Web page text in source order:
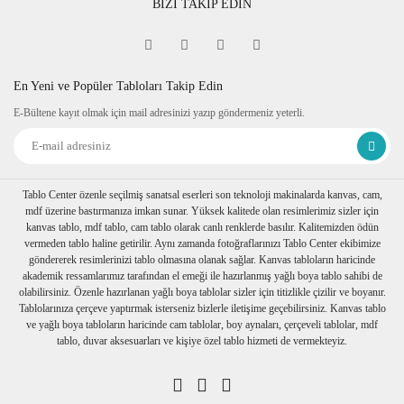
Sipariş verdiğiniz kanvas tablo baskıya girmeden önce
itibaren resmin devamı verilir.
ettiğinden daha dekoratif durur. Askı aparatı monte edilmiş bir
takılarak baloncuklu ambalaja sarılıp, kartonlanır. Nakliye
sırasında hasar görmesi engellenir.
Birden fazla tablo alımı yapılırsa her biri ayrı ayrı
paketlenerek müşterilerimize ulaştırılır.
BİZİ TAKİP EDİN
En Yeni ve Popüler Tabloları Takip Edin
E-Bültene kayıt olmak için mail adresinizi yazıp göndermeniz yeterli.
Tablo Center özenle seçilmiş sanatsal eserleri son teknoloji makinalarda kanvas, cam,
mdf üzerine bastırmanıza imkan sunar. Yüksek kalitede olan resimlerimiz sizler için
kanvas tablo, mdf tablo, cam tablo olarak canlı renklerde basılır. Kalitemizden ödün
vermeden tablo haline getirilir. Aynı zamanda fotoğraflarınızı Tablo Center ekibimize
göndererek resimlerinizi tablo olmasına olanak sağlar. Kanvas tabloların haricinde
akademik ressamlarımız tarafından el emeği ile hazırlanmış yağlı boya tablo sahibi de
olabilirsiniz. Özenle hazırlanan yağlı boya tablolar sizler için titizlikle çizilir ve boyanır.
Tablolarınıza çerçeve yaptırmak isterseniz bizlerle iletişime geçebilirsiniz. Kanvas tablo
ve yağlı boya tabloların haricinde cam tablolar, boy aynaları, çerçeveli tablolar, mdf
tablo, duvar aksesuarları ve kişiye özel tablo hizmeti de vermekteyiz.